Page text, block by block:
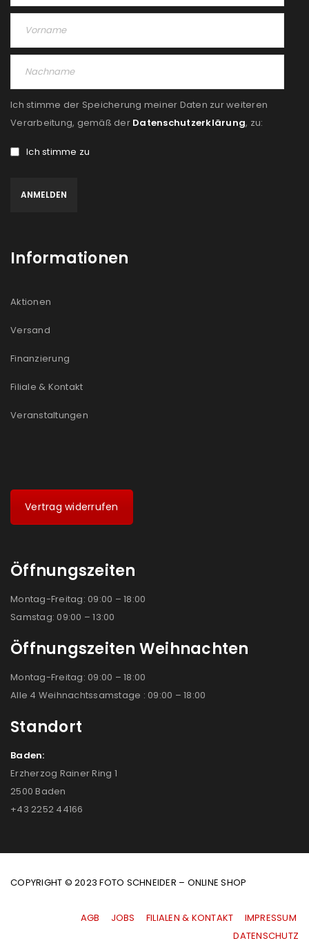
Ich stimme der Speicherung meiner Daten zur weiteren
Verarbeitung, gemäß der Datenschutzerklärung, zu:
Ich stimme zu
Informationen
Aktionen
Versand
Finanzierung
Filiale & Kontakt
Veranstaltungen
Vertrag widerrufen
Öffnungszeiten
Montag-Freitag: 09:00 – 18:00
Samstag: 09:00 – 13:00
Öffnungszeiten Weihnachten
Montag-Freitag: 09:00 – 18:00
Alle 4 Weihnachtssamstage : 09:00 – 18:00
Standort
Baden:
Erzherzog Rainer Ring 1
2500 Baden
+43 2252 44166
COPYRIGHT © 2023 FOTO SCHNEIDER – ONLINE SHOP
AGB JOBS FILIALEN & KONTAKT
IMPRESSUM
|DATENSCHUTZ